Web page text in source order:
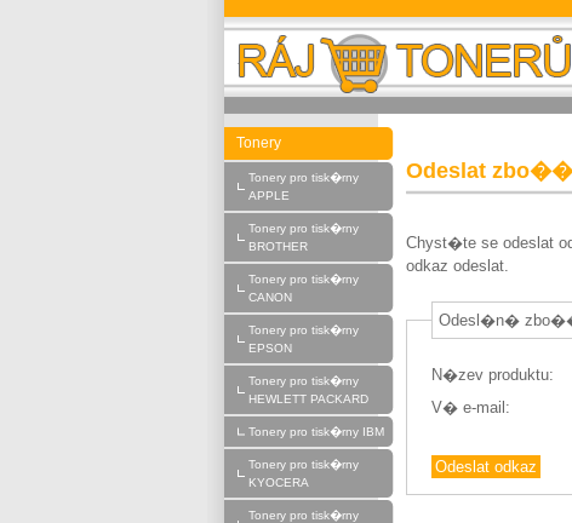
Raj-toneru.cz
Tonery
Tonery pro tisk�rny
APPLE
Tonery pro tisk�rny
BROTHER
Tonery pro tisk�rny
CANON
Tonery pro tisk�rny
EPSON
Tonery pro tisk�rny
HEWLETT PACKARD
Tonery pro tisk�rny IBM
Tonery pro tisk�rny
KYOCERA
Tonery pro tisk�rny
Odeslat zbo��
Chyst�te se odeslat
odkaz odeslat.
Odesl�n�
N�zev produktu:
V� e-mail: